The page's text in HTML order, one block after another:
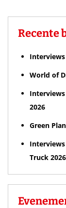
Recente
World of
2026
Green
Truck 2026